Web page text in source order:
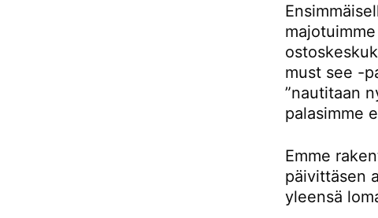
must see -
”nautitaan
palasimme
Emme
päivittäsen
yleensä